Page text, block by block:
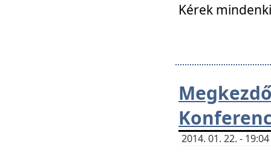
Kérek
2014. 01. 22. -